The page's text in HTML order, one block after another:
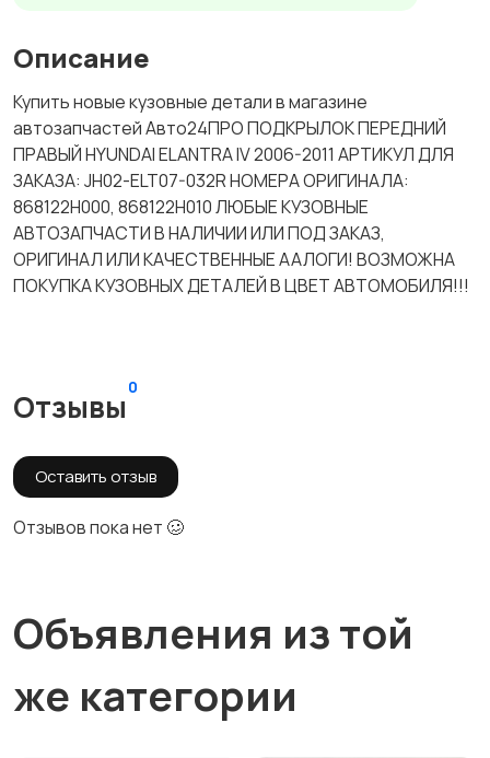
Описание
Купить новые кузовные детали в магазине
автозапчастей Авто24ПРО ПОДКРЫЛОК ПЕРЕДНИЙ
ПРАВЫЙ HYUNDAI ELANTRA IV 2006-2011 АРТИКУЛ ДЛЯ
ЗАКАЗА: JH02-ELT07-032R НОМЕРА ОРИГИНАЛА:
868122H000, 868122H010 ЛЮБЫЕ КУЗОВНЫЕ
АВТОЗАПЧАСТИ В НАЛИЧИИ ИЛИ ПОД ЗАКАЗ,
ОРИГИНАЛ ИЛИ КАЧЕСТВЕННЫЕ ААЛОГИ! ВОЗМОЖНА
ПОКУПКА КУЗОВНЫХ ДЕТАЛЕЙ В ЦВЕТ АВТОМОБИЛЯ!!!
Отзывы
0
Оставить отзыв
Отзывов пока нет 🥴
Объявления из той
же категории